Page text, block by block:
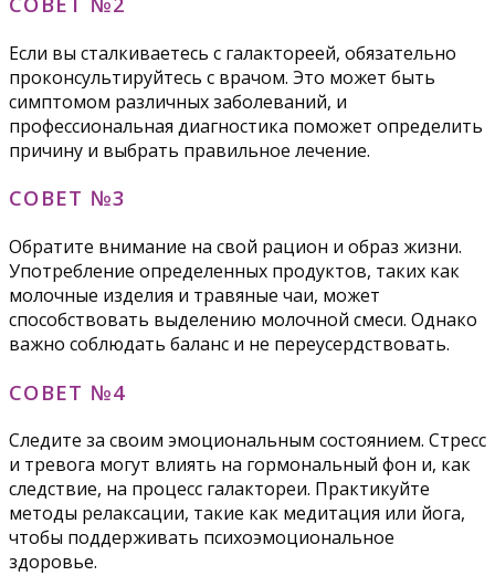
Если вы сталкиваетесь с галактореей, обязательно
проконсультируйтесь с врачом. Это может быть
симптомом различных заболеваний, и
профессиональная диагностика поможет определить
причину и выбрать правильное лечение.
СОВЕТ №3
Обратите внимание на свой рацион и образ жизни.
Употребление определенных продуктов, таких как
молочные изделия и травяные чаи, может
способствовать выделению молочной смеси. Однако
важно соблюдать баланс и не переусердствовать.
СОВЕТ №4
Следите за своим эмоциональным состоянием. Стресс
и тревога могут влиять на гормональный фон и, как
следствие, на процесс галактореи. Практикуйте
методы релаксации, такие как медитация или йога,
чтобы поддерживать психоэмоциональное
здоровье.